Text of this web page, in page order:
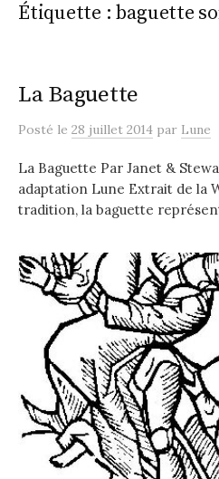
Étiquette :baguette
La Baguette
Posté le 28 juillet 2014 par Lune
La Baguette Par Janet &
adaptation Lune Extrait de la
tradition, la baguette